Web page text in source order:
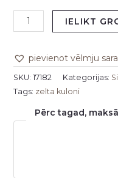
IELIKT
pievienot vēlmju
SKU: 17182 Kategorijas:
Tags: zelta kuloni
Pērc tagad,